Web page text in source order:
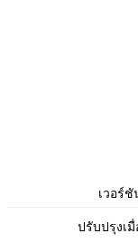
เวอร์ชั
ปรับปรุงเมื่